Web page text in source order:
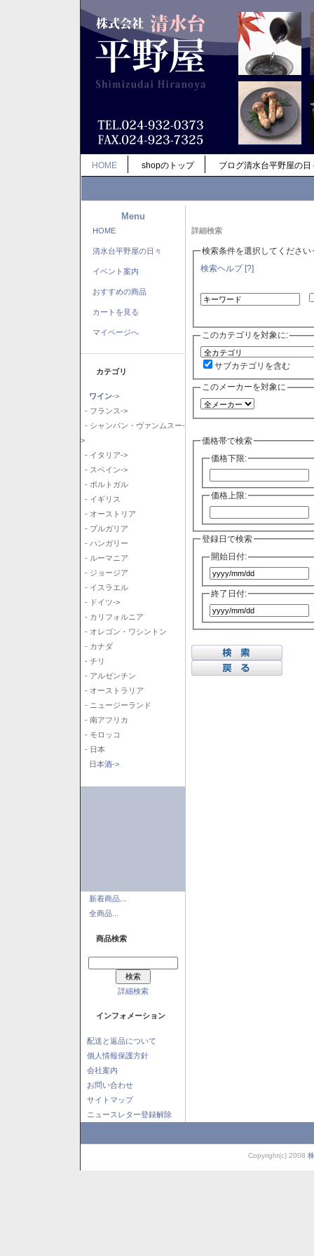
HOME shopのトップ ブログ清水台平野屋の日
Menu
HOME
清水台平野屋の日々
イベント案内
おすすめの商品
カートを見る
マイページへ
カテゴリ
ワイン->
- フランス->
- シャンパン・ヴァンムスー-
>
- イタリア->
- スペイン->
- ポルトガル
- イギリス
- オーストリア
- ブルガリア
- ハンガリー
- ルーマニア
- ジョージア
- イスラエル
- ドイツ->
- カリフォルニア
- オレゴン・ワシントン
- カナダ
- チリ
- アルゼンチン
- オーストラリア
- ニュージーランド
- 南アフリカ
- モロッコ
- 日本
日本酒->
新着商品...
全商品...
商品検索
詳細検索
インフォメーション
配送と返品について
個人情報保護方針
会社案内
お問い合わせ
サイトマップ
ニュースレター登録解除
詳細検索
検索条件を選択してください
検索ヘルプ [?]
このカテゴリを対象に:
サブカテゴリを含む
このメーカーを対象に
価格帯で検索
価格下限:
価格上限:
登録日で検索
開始日付:
終了日付:
Copyright(c) 2008